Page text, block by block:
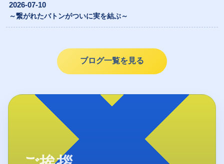
2026-07-10
～繋がれたバトンがついに実を結ぶ～
ブログ一覧を見る